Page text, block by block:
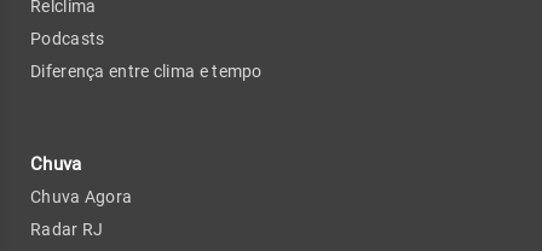
Relclima
Podcasts
Diferença entre clima e tempo
Chuva
Chuva Agora
Radar RJ